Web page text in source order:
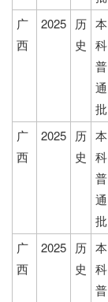
广
西
2025 历
史
本
科
普
通
批
广
西
2025 历
史
本
科
普
通
批
广
西
2025 历
史
本
科
普